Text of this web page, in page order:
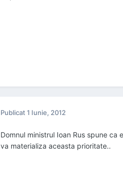
Publicat1 Iunie, 2012
Domnul ministrul Ioan Rus spune
va materializa aceasta prioritate..